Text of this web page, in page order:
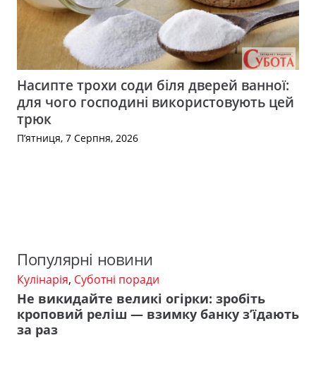
Насипте трохи соди біля дверей ванної:
для чого господині використовують цей
трюк
П’ятниця, 7 Серпня, 2026
Популярні новини
Кулінарія, Суботні поради
Не викидайте великі огірки: зробіть
кроповий реліш — взимку банку з’їдають
за раз